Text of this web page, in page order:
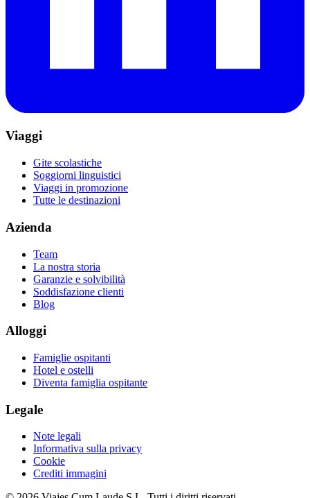
Viaggi
Gite scolastiche
Soggiorni linguistici
Viaggi in promozione
Tutte le destinazioni
Azienda
Team
La nostra storia
Garanzie e solvibilità
Soddisfazione clienti
Blog
Alloggi
Famiglie ospitanti
Hotel e ostelli
Diventa famiglia ospitante
Legale
Note legali
Informativa sulla privacy
Cookie
Crediti immagini